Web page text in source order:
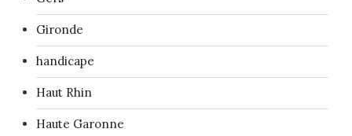
Gironde
handicape
Haut Rhin
Haute Garonne